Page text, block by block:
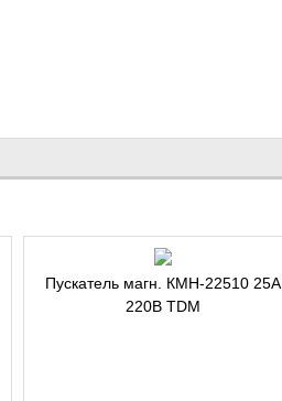
Пускатель магн. КМН-22510 25А
220В TDM